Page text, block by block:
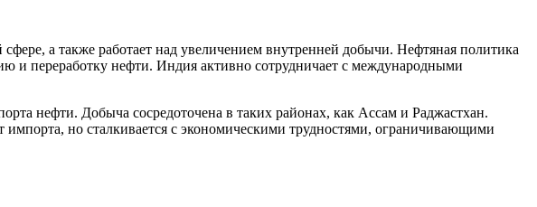
а также работает над увеличением внутренней добычи. Нефтяная политика
и переработку нефти. Индия активно сотрудничает с международными
нефти. Добыча сосредоточена в таких районах, как Ассам и Раджастхан.
но сталкивается с экономическими трудностями, ограничивающими